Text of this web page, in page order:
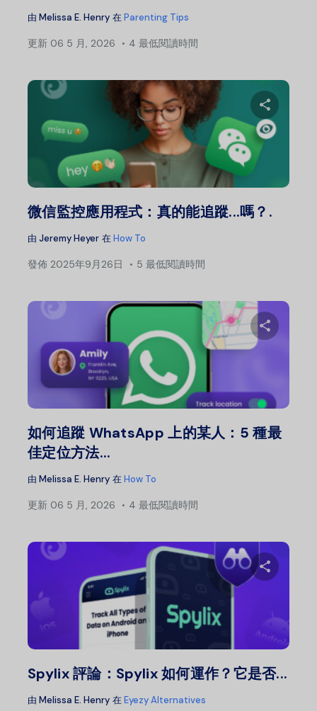
由 Melissa E. Henry 在Parenting Tips
更新 06 5 月, 2026 4 最低閱讀時間
微信監控應用程式：真的能追蹤...嗎？.
由 Jeremy Heyer 在How To
發佈 2025年9月26日 5 最低閱讀時間
如何追蹤 WhatsApp 上的某人：5 種最
佳定位方法...
由 Melissa E. Henry 在How To
更新 06 5 月, 2026 4 最低閱讀時間
Spylix 評論：Spylix 如何運作？它是否...
由 Melissa E. Henry 在Eyezy Alternatives